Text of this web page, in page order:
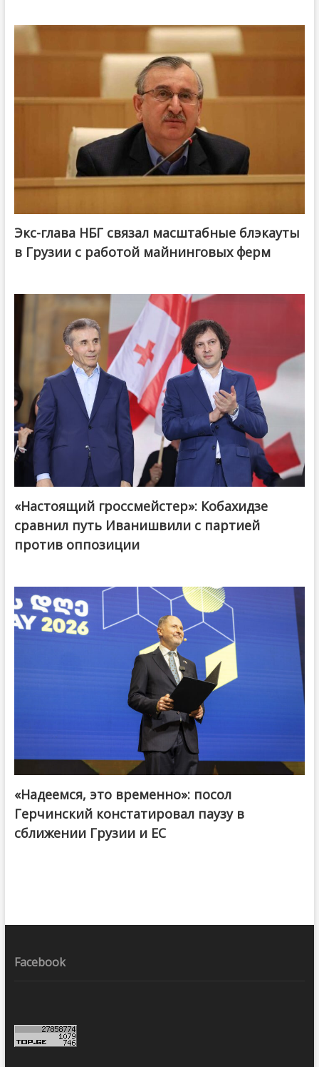
Экс-глава НБГ связал масштабные блэкауты
в Грузии с работой майнинговых ферм
@ქართული ოცნება / Georgian Dream
«Настоящий гроссмейстер»: Кобахидзе
сравнил путь Иванишвили с партией
против оппозиции
«Надеемся, это временно»: посол
Герчинский констатировал паузу в
сближении Грузии и ЕС
Facebook